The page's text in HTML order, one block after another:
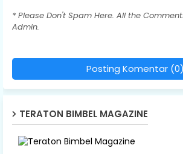
* Please Don't Spam Here. All the
Admin.
Posting Komentar (0)
TERATON BIMBEL MAGAZINE